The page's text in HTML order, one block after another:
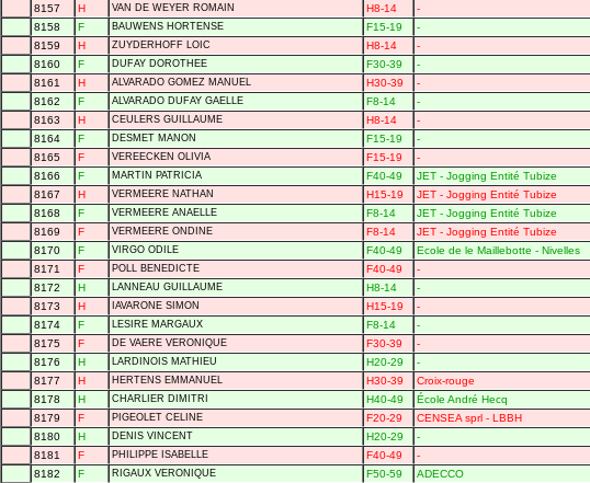
8157
H VAN DE WEYER ROMAIN H8-14 -
8158
F BAUWENS HORTENSE F15-19 -
8159
H ZUYDERHOFF LOIC H8-14 -
8160
F DUFAY DOROTHEE F30-39 -
8161
H ALVARADO GOMEZ MANUEL H30-39 -
8162
F ALVARADO DUFAY GAELLE F8-14 -
8163
H CEULERS GUILLAUME H8-14 -
8164
F DESMET MANON F15-19 -
8165
F VEREECKEN OLIVIA F15-19 -
8166
F MARTIN PATRICIA F40-49 JET - Jogging Entité Tubize
8167
H VERMEERE NATHAN H15-19 JET - Jogging Entité Tubize
8168
F VERMEERE ANAELLE F8-14 JET - Jogging Entité Tubize
8169
F VERMEERE ONDINE F8-14 JET - Jogging Entité Tubize
8170
F VIRGO ODILE F40-49 Ecole de le Maillebotte - Nivelles
8171
F POLL BENEDICTE F40-49 -
8172
H LANNEAU GUILLAUME H8-14 -
8173
H IAVARONE SIMON H15-19 -
8174
F LESIRE MARGAUX F8-14 -
8175
F DE VAERE VERONIQUE F30-39 -
8176
H LARDINOIS MATHIEU H20-29 -
8177
H HERTENS EMMANUEL H30-39 Croix-rouge
8178
H CHARLIER DIMITRI H40-49 École André Hecq
8179
F PIGEOLET CELINE F20-29 CENSEA sprl - LBBH
8180
H DENIS VINCENT H20-29 -
8181
F PHILIPPE ISABELLE F40-49 -
8182
F RIGAUX VERONIQUE F50-59 ADECCO